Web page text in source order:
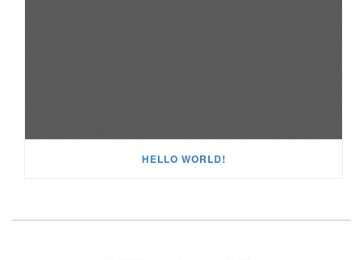
HELLO WORLD!